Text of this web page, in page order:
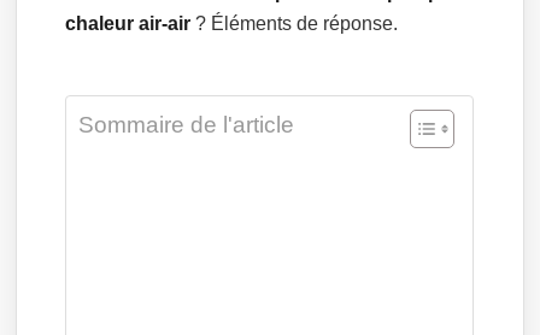
chaleur air-air ? Éléments de réponse.
Sommaire de l'article